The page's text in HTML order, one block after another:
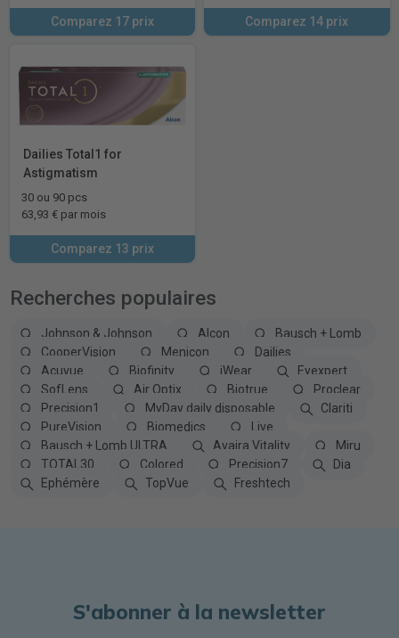
Comparez 17 prix Comparez 14 prix
Dailies Total1 for
Astigmatism
30 ou 90 pcs
63,93 € par mois
Comparez 13 prix
Recherches populaires
Johnson & Johnson Alcon
Bausch + Lomb
CooperVision
Menicon
Dailies
Acuvue
Biofinity iWear
Eyexpert
SofLens
Air Optix Biotrue
Proclear
Precision1
MyDay daily disposable
Clariti
PureVision
Biomedics
Live
Bausch + Lomb ULTRA
Avaira Vitality
Miru
TOTAL30
Colored Precision7
Dia
Ephémère
TopVue Freshtech
S'abonner à la newsletter